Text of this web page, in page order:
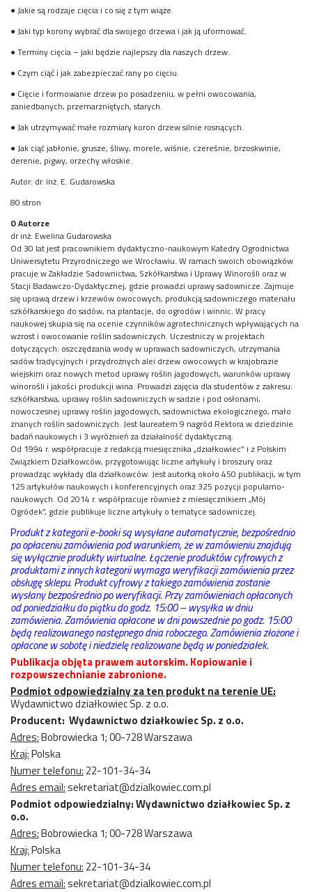
● Jakie są rodzaje cięcia i co się z tym wiąże.
● Jaki typ korony wybrać dla swojego drzewa i jak ją uformować.
● Terminy cięcia – jaki będzie najlepszy dla naszych drzew.
● Czym ciąć i jak zabezpieczać rany po cięciu.
● Cięcie i formowanie drzew po posadzeniu, w pełni owocowania,
zaniedbanych, przemarzniętych, starych.
● Jak utrzymywać małe rozmiary koron drzew silnie rosnących.
● Jak ciąć jabłonie, grusze, śliwy, morele, wiśnie, czereśnie, brzoskwinie,
derenie, pigwy, orzechy włoskie.
Autor: dr. inż. E. Gudarowska
80 stron
O Autorze
dr inż. Ewelina Gudarowska
Od 30 lat jest pracownikiem dydaktyczno-naukowym Katedry Ogrodnictwa
Uniwersytetu Przyrodniczego we Wrocławiu. W ramach swoich obowiązków
pracuje w Zakładzie Sadownictwa, Szkółkarstwa i Uprawy Winorośli oraz w
Stacji Badawczo-Dydaktycznej, gdzie prowadzi uprawy sadownicze. Zajmuje
się uprawą drzew i krzewów owocowych, produkcją sadowniczego materiału
szkółkarskiego do sadów, na plantacje, do ogrodów i winnic. W pracy
naukowej skupia się na ocenie czynników agrotechnicznych wpływających na
wzrost i owocowanie roślin sadowniczych. Uczestniczy w projektach
dotyczących: oszczędzania wody w uprawach sadowniczych, utrzymania
sadów tradycyjnych i przydrożnych alei drzew owocowych w krajobrazie
wiejskim oraz nowych metod uprawy roślin jagodowych, warunków uprawy
winorośli i jakości produkcji wina. Prowadzi zajęcia dla studentów z zakresu:
szkółkarstwa, uprawy roślin sadowniczych w sadzie i pod osłonami,
nowoczesnej uprawy roślin jagodowych, sadownictwa ekologicznego, mało
znanych roślin sadowniczych. Jest laureatem 9 nagród Rektora w dziedzinie
badań naukowych i 3 wyróżnień za działalność dydaktyczną.
Od 1994 r. współpracuje z redakcją miesięcznika „działkowiec” i z Polskim
Związkiem Działkowców, przygotowując liczne artykuły i broszury oraz
prowadząc wykłady dla działkowców. Jest autorką około 450 publikacji, w tym
125 artykułów naukowych i konferencyjnych oraz 325 pozycji popularno-
naukowych. Od 2014 r. współpracuje również z miesięcznikiem „Mój
Ogródek”, gdzie publikuje liczne artykuły o tematyce sadowniczej.
Produkt z kategorii e-booki są wysyłane automatycznie, bezpośrednio
po opłaceniu zamówienia pod warunkiem, że w zamówieniu znajdują
się wyłącznie produkty wirtualne. Łączenie produktów cyfrowych z
produktami z innych kategorii wymaga weryfikacji zamówienia przez
obsługę sklepu. Produkt cyfrowy z takiego zamówienia zostanie
wysłany bezpośrednio po weryfikacji. Przy zamówieniach opłaconych
od poniedziałku do piątku do godz. 15:00 – wysyłka w dniu
zamówienia. Zamówienia opłacone w dni powszednie po godz. 15:00
będą realizowanego następnego dnia roboczego. Zamówienia złożone i
opłacone w sobotę i niedzielę realizowane będą w poniedziałek.
Publikacja objęta prawem autorskim. Kopiowanie i
rozpowszechnianie zabronione.
Podmiot odpowiedzialny za ten produkt na terenie UE:
Wydawnictwo działkowiec Sp. z o.o.
Producent: Wydawnictwo działkowiec Sp. z o.o.
Adres:Bobrowiecka 1; 00-728 Warszawa
Kraj:Polska
Numer telefonu: 22-101-34-34
Adres email:sekretariat@dzialkowiec.com.pl
Podmiot odpowiedzialny: Wydawnictwo działkowiec Sp. z
o.o.
Adres:Bobrowiecka 1; 00-728 Warszawa
Kraj:Polska
Numer telefonu: 22-101-34-34
Adres email:sekretariat@dzialkowiec.com.pl